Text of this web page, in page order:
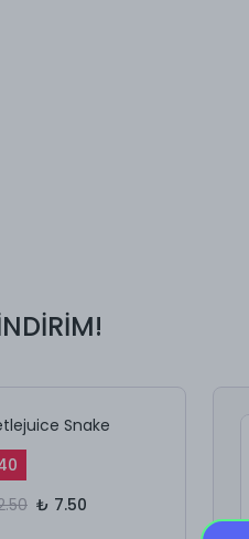
Snake
₺ 7.50